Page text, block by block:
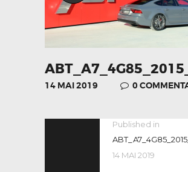
14 MAI 2019 0
NAVIGATION
Published in
post:
14 MAI 2019